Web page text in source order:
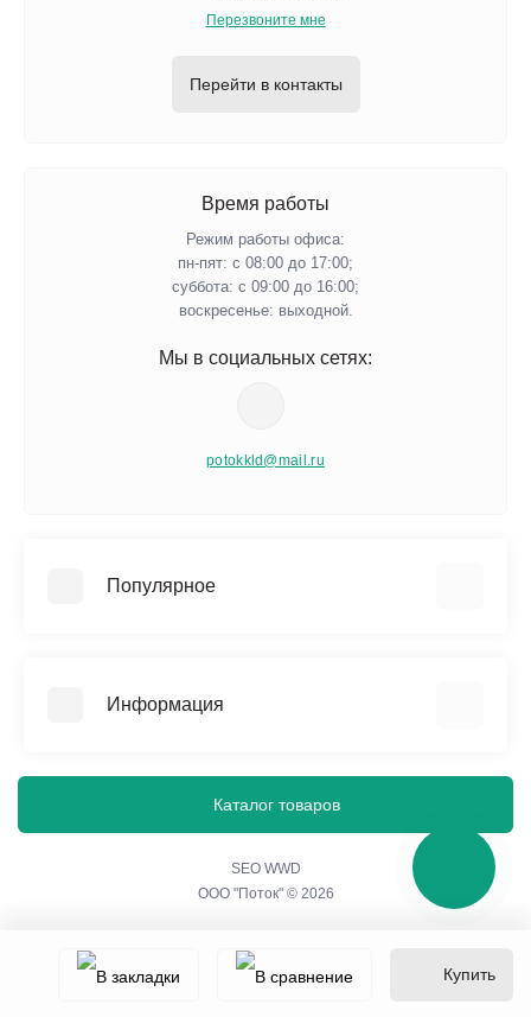
Купить
Перезвоните мне
Перейти в контакты
Время работы
Режим работы офиса:
пн-пят: с 08:00 до 17:00;
суббота: с 09:00 до 16:00;
воскресенье: выходной.
Мы в социальных сетях:
potokkld@mail.ru
Популярное
Благоустройство захоронения
Гравировальные работы
Информация
Политика конфиденциальности
Согласие на обработку персональных данных
Каталог товаров
SEO WWD
ООО "Поток" © 2026